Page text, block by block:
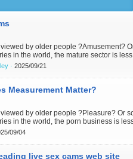
by older people ?Amusement?
in the world, the mature sector is
this sector. While mainstream media
· 2025/09/21
Measurement Matter?
by older people ?Pleasure? Or
in the world, the porn business is
this sector. While mainstream media
issue...
09/04
live sex cams web site